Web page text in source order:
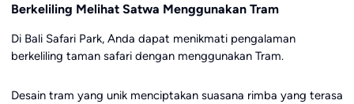
Berkeliling Melihat Satwa Menggunakan Tram
Di Bali Safari Park, Anda dapat menikmati pengalaman
berkeliling taman safari dengan menggunakan Tram.
Desain tram yang unik menciptakan suasana rimba yang terasa